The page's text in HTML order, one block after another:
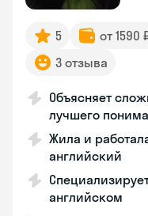
5 от 1590
3 отзыва
Объясняет
лучшего
Жила и
английский
английском